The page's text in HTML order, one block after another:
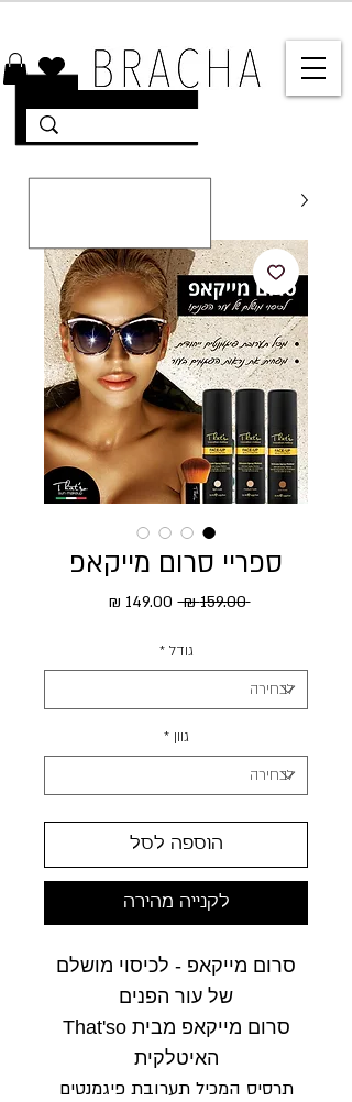
ספריי סרום מייקאפ
‏159.00 ‏₪ מחיר רגיל
גודל *
גוון *
הוספה לסל
לקנייה מהירה
סרום מייקאפ - לכיסוי מושלם
של עור הפנים
סרום מייקאפ מבית That'so
האיטלקית
תרסיס המכיל תערובת פיגמנטים